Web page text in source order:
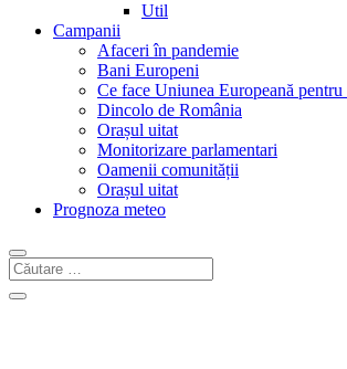
Util
Campanii
Afaceri în pandemie
Bani Europeni
Ce face Uniunea Europeană pentru
Dincolo de România
Orașul uitat
Monitorizare parlamentari
Oamenii comunității
Orașul uitat
Prognoza meteo